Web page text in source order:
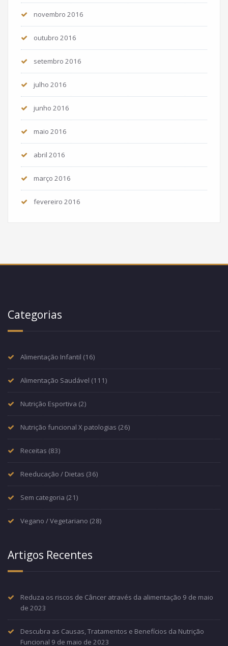
novembro 2016
outubro 2016
setembro 2016
julho 2016
junho 2016
maio 2016
abril 2016
março 2016
fevereiro 2016
Categorias
Alimentação Infantil (16)
Alimentação Saudável (111)
Nutrição Esportiva (2)
Nutrição funcional X patologias (26)
Receitas (83)
Reeducação / Dietas (36)
Sem categoria (21)
Vegano / Vegetariano (28)
Artigos Recentes
Reduza os riscos de Câncer através da alimentação 9 de maio
de 2023
Descubra as Causas, Tratamentos e Benefícios da Nutrição
Funcional 9 de maio de 2023